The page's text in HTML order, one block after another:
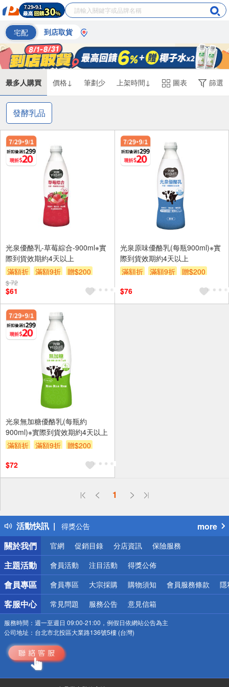
宅配 到店取貨
最多人購買 價格↓ 筆劃少 上架時間↓ 圖表 篩選
發酵乳品
光泉優酪乳-草莓綜合-900ml※實
際到貨效期約4天以上
滿額折
滿額9折 贈$200
$ 72
$61
光泉原味優酪乳(每瓶900ml)※實
際到貨效期約4天以上
滿額折
滿額9折
贈$200
$76
光泉無加糖優酪乳(每瓶約
900ml)※實際到貨效期約4天以上
滿額折
滿額9折
贈$200
$72
1
活動快訊
偏遠地區配送
得獎公告
熱門話題
銀行優惠
偏遠地區配送
詐騙網頁！請小心！
more
關於我們
官網 促銷目錄 分店資訊 保險服務
主題活動 會員活動 注目活動 得獎公佈
會員專區 會員專區 大宗採購 購物須知 會員服務條款 隱
客服中心 常見問題 服務公告 意見信箱
服務時間： 週一至週日 09:00-21:00，例假日依網站公告為主
公司地址： 台北市北投區大業路136號5樓 (台灣)